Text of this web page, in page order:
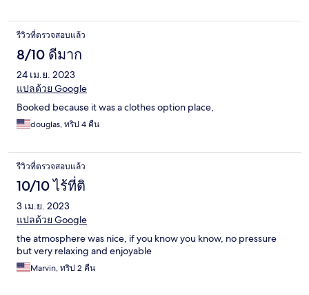
รีวิวที่ตรวจสอบแล้ว
8/10 ดีมาก
24 เม.ย. 2023
แปลด้วย Google
Booked because it was a clothes option place,
douglas, ทริป 4 คืน
รีวิวที่ตรวจสอบแล้ว
10/10 ไร้ที่ติ
3 เม.ย. 2023
แปลด้วย Google
the atmosphere was nice, if you know you know, no pressure
but very relaxing and enjoyable
Marvin, ทริป 2 คืน